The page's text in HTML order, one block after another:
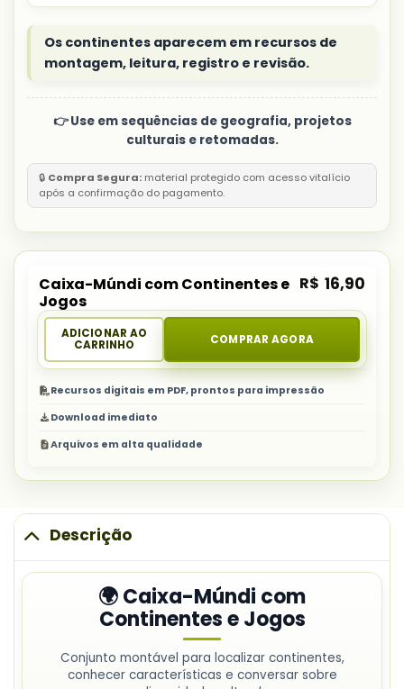
Os continentes aparecem em recursos de
montagem, leitura, registro e revisão.
👉 Use em sequências de geografia, projetos
culturais e retomadas.
🔒 Compra Segura: material protegido com acesso vitalício
após a confirmação do pagamento.
Caixa-Múndi com Continentes e
Jogos
R$ 16,90
ADICIONAR AO
CARRINHO
COMPRAR AGORA
Recursos digitais em PDF, prontos para impressão
Download imediato
Arquivos em alta qualidade
Descrição
🌍 Caixa-Múndi com
Continentes e Jogos
Conjunto montável para localizar continentes,
conhecer características e conversar sobre